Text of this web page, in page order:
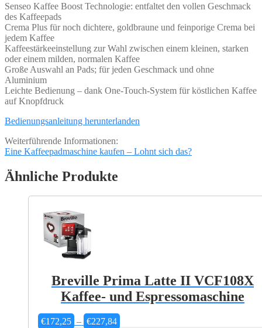
Senseo Kaffee Boost Technologie: entfaltet den vollen Geschmack
des Kaffeepads
Crema Plus für noch dichtere, goldbraune und feinporige Crema bei
jedem Kaffee
Kaffeestärkeeinstellung zur Wahl zwischen einem kleinen, starken
oder einem milden, normalen Kaffee
Große Auswahl an Pads; für jeden Geschmack und ohne
Aluminium
Leichte Bedienung – dank One-Touch-System für köstlichen Kaffee
auf Knopfdruck
Bedienungsanleitung herunterlanden
Weiterführende Informationen:
Eine Kaffeepadmaschine kaufen – Lohnt sich das?
Ähnliche Produkte
Breville Prima Latte II VCF108X
Kaffee- und Espressomaschine
€172,25 – €227,84